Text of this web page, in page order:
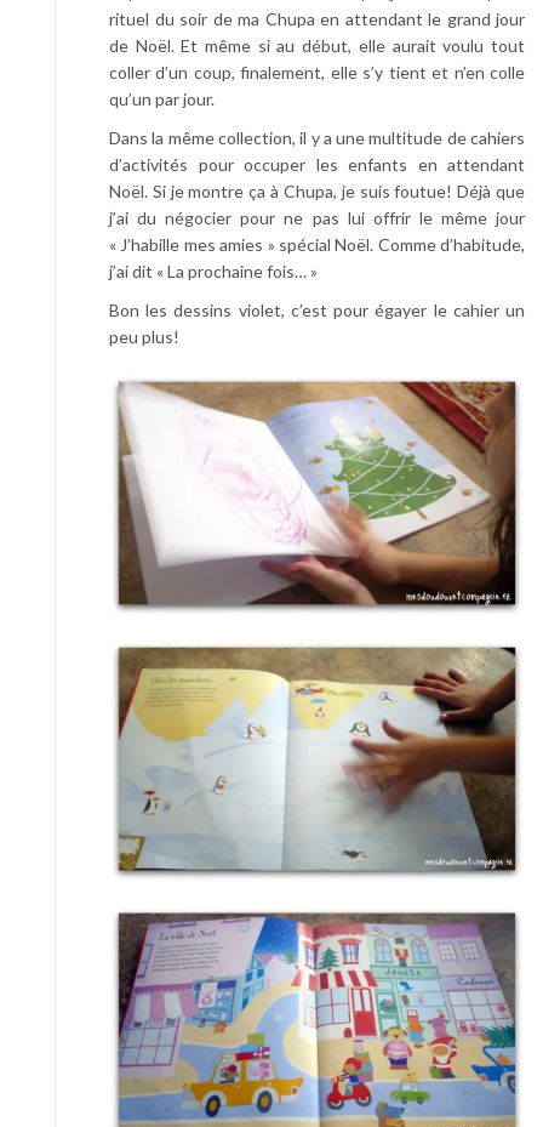
rituel du soir de ma Chupa en attendant le grand jour
de Noël. Et même si au début, elle aurait voulu tout
coller d’un coup, finalement, elle s’y tient et n’en colle
qu’un par jour.
Dans la même collection, il y a une multitude de cahiers
d’activités pour occuper les enfants en attendant
Noël. Si je montre ça à Chupa, je suis foutue! Déjà que
j’ai du négocier pour ne pas lui offrir le même jour
« J’habille mes amies » spécial Noël. Comme d’habitude,
j’ai dit « La prochaine fois… »
Bon les dessins violet, c’est pour égayer le cahier un
peu plus!